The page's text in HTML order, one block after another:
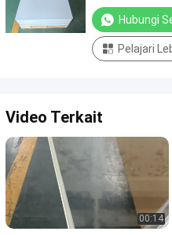
Printable Plastik
Hubungi
Pelajari
Video Terkait
00:14